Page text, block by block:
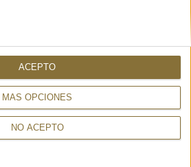
MÁS OPCIONES
NO ACEPTO
ACEPTO
30% 159€ 111,30 €